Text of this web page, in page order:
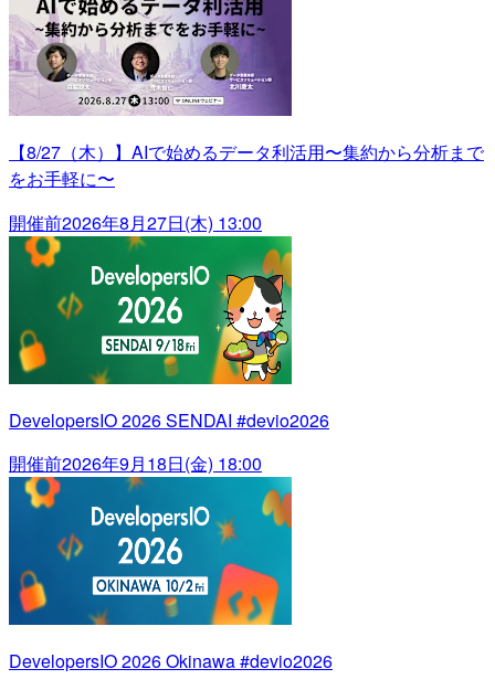
【8/27（木）】AIで始めるデータ利活用〜集約から分析まで
をお手軽に〜
開催前2026年8月27日(木) 13:00
DevelopersIO 2026 SENDAI #devio2026
開催前2026年9月18日(金) 18:00
DevelopersIO 2026 Okinawa #devio2026